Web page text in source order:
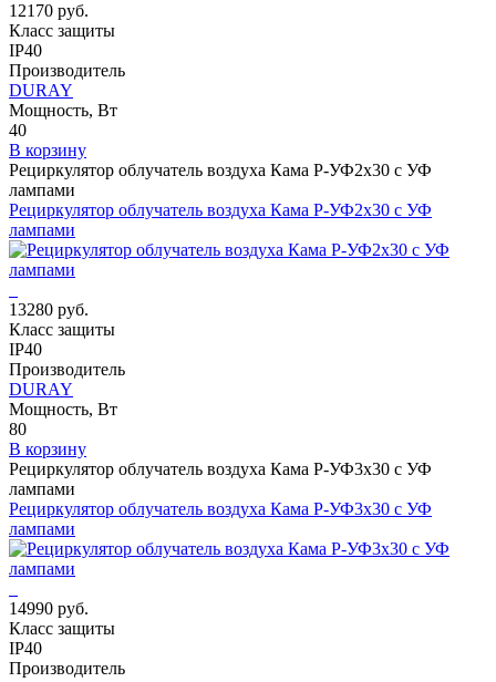
12170 руб.
Класс защиты
IP40
Производитель
DURAY
Мощность, Вт
40
В корзину
Рециркулятор облучатель воздуха Кама Р-УФ2x30 с УФ
лампами
Рециркулятор облучатель воздуха Кама Р-УФ2x30 с УФ
лампами
13280 руб.
Класс защиты
IP40
Производитель
DURAY
Мощность, Вт
80
В корзину
Рециркулятор облучатель воздуха Кама Р-УФ3x30 с УФ
лампами
Рециркулятор облучатель воздуха Кама Р-УФ3x30 с УФ
лампами
14990 руб.
Класс защиты
IP40
Производитель